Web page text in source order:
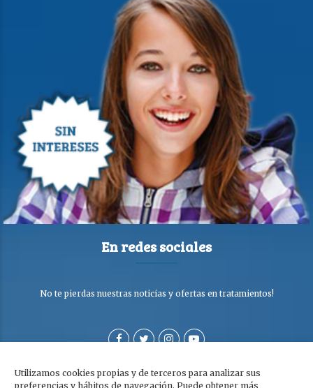
Utilizamos cookies propias y de terceros para analizar sus
preferencias y hábitos de navegación. Puede obtener más
En redes sociales
No te pierdas nuestras noticias y ofertas en tratamientos!